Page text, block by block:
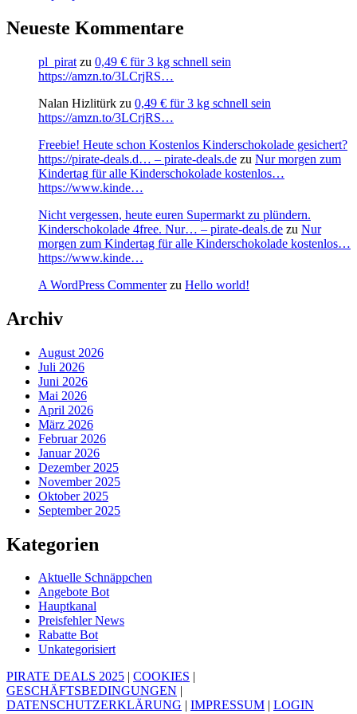
Neueste Kommentare
pl_pirat zu 0,49 € für 3 kg schnell sein
https://amzn.to/3LCrjRS…
Nalan Hizlitürk zu 0,49 € für 3 kg schnell sein
https://amzn.to/3LCrjRS…
Freebie! Heute schon Kostenlos Kinderschokolade gesichert?
https://pirate-deals.d… – pirate-deals.de zu Nur morgen zum
Kindertag für alle Kinderschokolade kostenlos…
https://www.kinde…
Nicht vergessen, heute euren Supermarkt zu plündern.
Kinderschokolade 4free. Nur… – pirate-deals.de zu Nur
morgen zum Kindertag für alle Kinderschokolade kostenlos…
https://www.kinde…
A WordPress Commenterzu Hello world!
Archiv
August 2026
Juli 2026
Juni 2026
Mai 2026
April 2026
März 2026
Februar 2026
Januar 2026
Dezember 2025
November 2025
Oktober 2025
September 2025
Kategorien
Aktuelle Schnäppchen
Angebote Bot
Hauptkanal
Preisfehler News
Rabatte Bot
Unkategorisiert
PIRATE DEALS 2025
COOKIES
GESCHÄFTSBEDINGUNGEN
DATENSCHUTZERKLÄRUNG
IMPRESSUM LOGIN